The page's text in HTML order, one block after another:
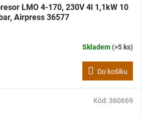
LMO 4-170, 230V 4l 1,1kW 10
Airpress 36577
Skladem(>5 ks)
Do košíku
Kód:360669